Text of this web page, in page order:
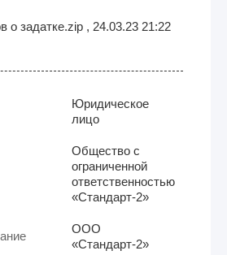
о задатке.zip , 24.03.23 21:22
Юридическое
лицо
Общество с
ограниченной
ответственностью
«Стандарт-2»
ООО
«Стандарт-2»